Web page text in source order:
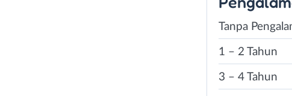
Tanpa
1 – 2 Tahun
3 – 4 Tahun